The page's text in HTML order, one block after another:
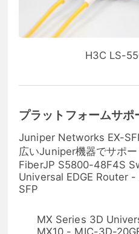
H3C LS-
プラットフォームサポ
Juniper Networks EX-
広いJuniper機器でサポー
FiberJP S5800-48F4S
Universal EDGE Router
SFP
MX Series 3D